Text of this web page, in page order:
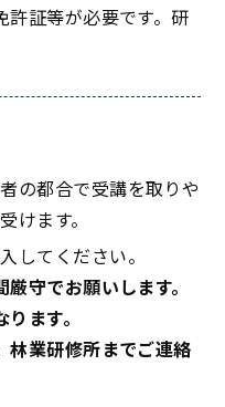
証等が必要です。研
の都合で受講を取りや
けます。
してください。
守でお願いします。
ます。
業研修所までご連絡